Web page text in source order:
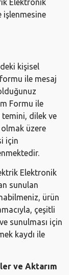
Elektronik
işlenmesine
kişisel
ile mesaj
Formu ile
dilek ve
üzere
için
Elektronik
sunulan
ürün
çeşitli
sunulması için
kaydı ile
ve Aktarım